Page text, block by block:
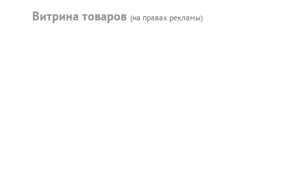
Витрина товаров (на правах рекламы)